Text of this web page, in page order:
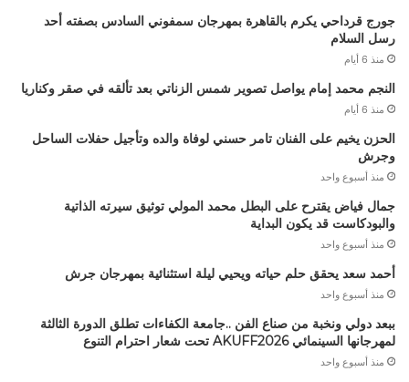
جورج قرداحي يكرم بالقاهرة بمهرجان سمفوني السادس بصفته أحد
رسل السلام
منذ 6 أيام
النجم محمد إمام يواصل تصوير شمس الزناتي بعد تألقه في صقر وكناريا
منذ 6 أيام
الحزن يخيم على الفنان تامر حسني لوفاة والده وتأجيل حفلات الساحل
وجرش
منذ أسبوع واحد
جمال فياض يقترح على البطل محمد المولي توثيق سيرته الذاتية
والبودكاست قد يكون البداية
منذ أسبوع واحد
أحمد سعد يحقق حلم حياته ويحيي ليلة استثنائية بمهرجان جرش
منذ أسبوع واحد
ببعد دولي ونخبة من صناع الفن ..جامعة الكفاءات تطلق الدورة الثالثة
لمهرجانها السينمائي AKUFF2026 تحت شعار احترام التنوع
منذ أسبوع واحد